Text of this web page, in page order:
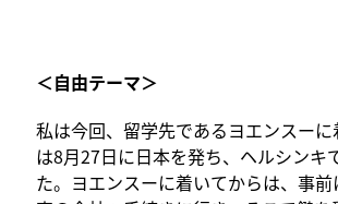
＜自由テーマ＞
私は今回、留学先であるヨエンスー
は8月27日に日本を発ち、ヘルシン
た。ヨエンスーに着いてからは、事